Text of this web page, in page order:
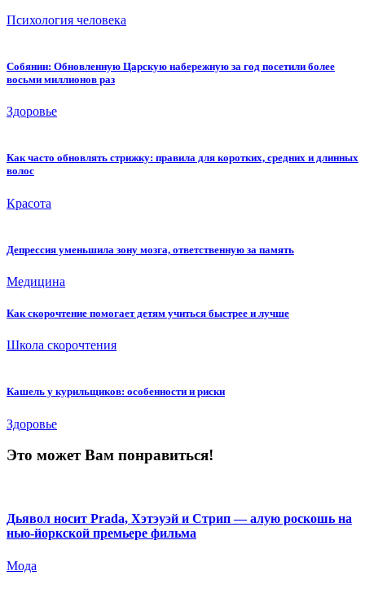
Психология человека
Собянин: Обновленную Царскую набережную за год посетили более
восьми миллионов раз
Здоровье
Как часто обновлять стрижку: правила для коротких, средних и длинных
волос
Красота
Депрессия уменьшила зону мозга, ответственную за память
Медицина
Как скорочтение помогает детям учиться быстрее и лучше
Школа скорочтения
Кашель у курильщиков: особенности и риски
Здоровье
Это может Вам понравиться!
Дьявол носит Prada, Хэтэуэй и Стрип — алую роскошь на
нью-йоркской премьере фильма
Мода